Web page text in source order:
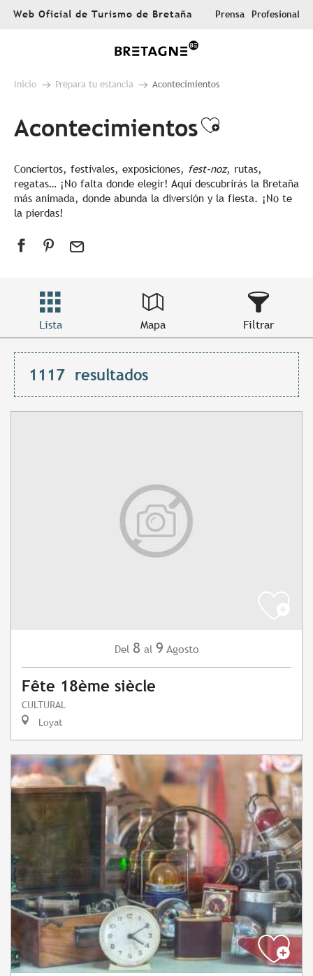
AllerWeb Oficial de Turismo de Bretaña Prensa Profesional
Inicio Prepara tu estancia Acontecimientos
AcontecimientosAjouter
Conciertos, festivales, exposiciones, fest-noz, rutas,
regatas… ¡No falta donde elegir! Aquí descubrirás la Bretaña
más animada, donde abunda la diversión y la fiesta. ¡No te
la pierdas!
Lista Mapa Filtrar
1117 resultados
Del 8 al 9 Agosto
Fête 18ème siècle
CULTURAL
Loyat